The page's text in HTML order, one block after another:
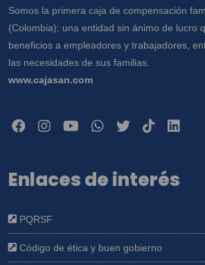
Somos la primera caja de compensación
(Colombia); una entidad sin ánimo de lucro
beneficios a empleadores y trabajadores,
las necesidades de sus familias.
www.cajasan.com
Enlaces de interés
PQRSF
Código de ética y buen gobierno